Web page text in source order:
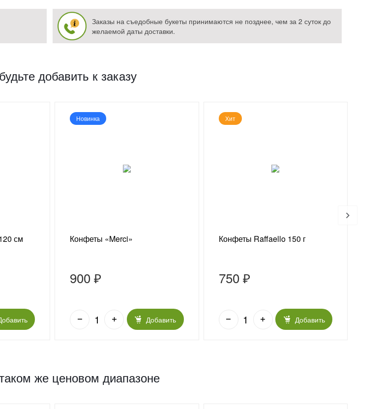
Заказы на съедобные букеты принимаются не позднее, чем за 2 суток до
желаемой даты доставки.
добавить к заказу
см
Новинка
Конфеты «Merci»
900 ₽
Добавить
Хит
Конфеты Raffaello 150 г
750 ₽
Добавить
же ценовом диапазоне